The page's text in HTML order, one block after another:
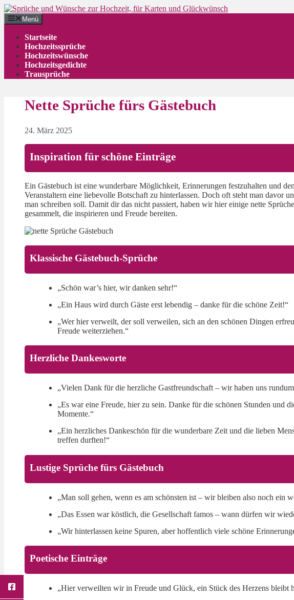
Zum
Inhalt
springen
Menü
Startseite
Hochzeitssprüche
Hochzeitswünsche
Hochzeitsgedichte
Trausprüche
Nette Sprüche fürs Gästebuch
24. März 2025
Inspiration für schöne Einträge
Ein Gästebuch ist eine wunderbare Möglichkeit, Erinnerungen festzuhalten und
Veranstaltern eine liebevolle Botschaft zu hinterlassen. Doch oft steht man davor
man schreiben soll. Damit dir das nicht passiert, haben wir hier einige nette
gesammelt, die inspirieren und Freude bereiten.
Klassische Gästebuch-Sprüche
„Schön war’s hier, wir danken sehr!“
„Ein Haus wird durch Gäste erst lebendig – danke für die schöne Zeit!“
„Wer hier verweilt, der soll verweilen, sich an den schönen Dingen
Freude weiterziehen.“
Herzliche Dankesworte
„Vielen Dank für die herzliche Gastfreundschaft – wir haben uns
„Es war eine Freude, hier zu sein. Danke für die schönen Stunden und
Momente.“
„Ein herzliches Dankeschön für die wunderbare Zeit und die lieben
treffen durften!“
Lustige Sprüche fürs Gästebuch
„Man soll gehen, wenn es am schönsten ist – wir bleiben also noch ein
„Das Essen war köstlich, die Gesellschaft famos – wann dürfen wir
„Wir hinterlassen keine Spuren, aber hoffentlich viele schöne
Poetische Einträge
„Hier verweilten wir in Freude und Glück, ein Stück des Herzens bleibt